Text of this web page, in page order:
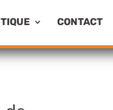
CONTACT